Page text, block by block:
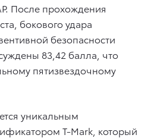
После прохождения
бокового удара
безопасности
83,42 балла, что
пятизвездочному
уникальным
T-Mark, который